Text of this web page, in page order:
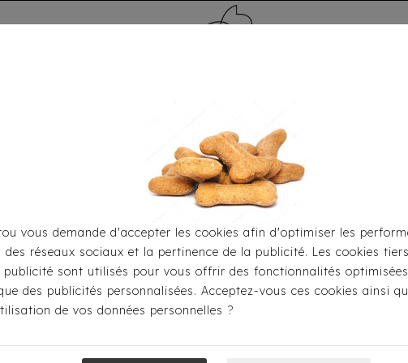
MÉDAILLE - PET ID TAG TOILETTAGE
Accueil Soins-Hygiène Parfums Canin Parfum Canim -
Parfum Canim
vous demande d'accepter les cookies afin d'optimiser les
réseaux sociaux et la pertinence de la publicité. Les cookies
publicité sont utilisés pour vous offrir des fonctionnalités
des publicités personnalisées. Acceptez-vous ces cookies ainsi
de vos données personnelles ?